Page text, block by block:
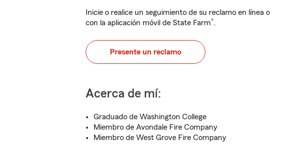
Inicie o realice un seguimiento de su reclamo en línea o
con la aplicación móvil de State Farm®.
Presente un reclamo
Acerca de mí:
Graduado de Washington College
Miembro de Avondale Fire Company
Miembro de West Grove Fire Company